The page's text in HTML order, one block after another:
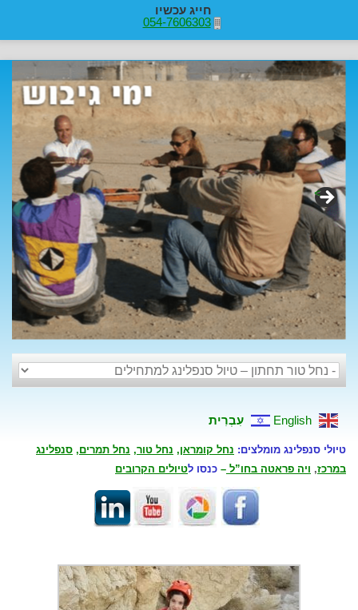
חייג עכשיו
054-7606303
>
English עִבְרִית
טיולי סנפלינג מומלצים: נחל קומראן, נחל טור, נחל תמרים, סנפלינג
במרכז, ויה פראטה בחו”ל – כנסו לטיולים הקרובים